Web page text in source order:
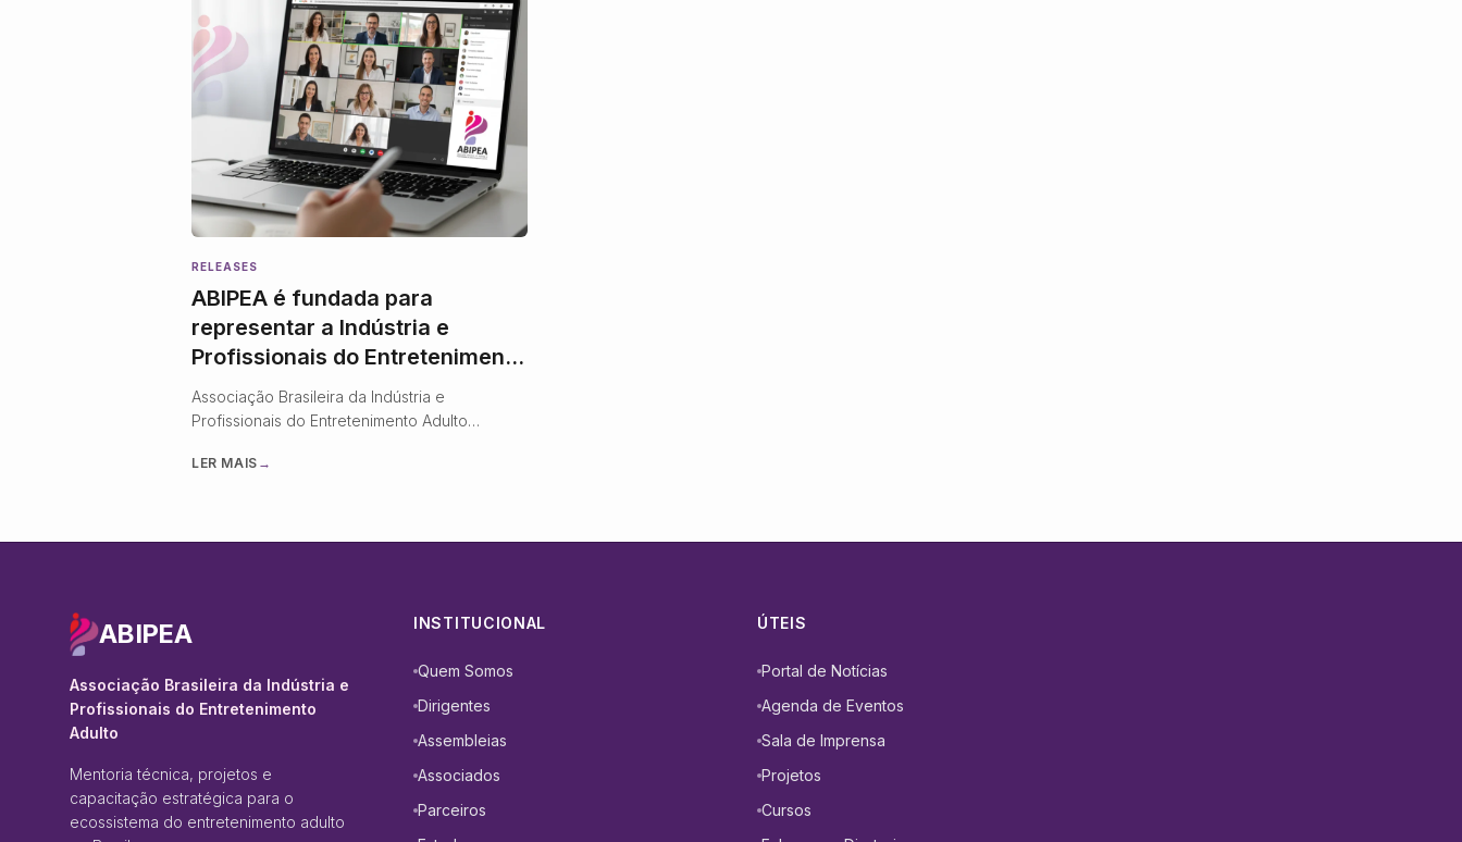
RELEASES
ABIPEA é fundada para
representar a Indústria e
Profissionais do Entretenimento
Adulto
Associação Brasileira da Indústria e
Profissionais do Entretenimento Adulto
regulamentação, conformidade digital e
LER MAIS →
ABIPEA
Associação Brasileira da Indústria e
Profissionais do Entretenimento
Adulto
Mentoria técnica, projetos e
capacitação estratégica para o
ecossistema do entretenimento adulto
INSTITUCIONAL
Quem Somos
Dirigentes
Assembleias
Associados
Parceiros
ÚTEIS
Portal de Notícias
Agenda de Eventos
Sala de Imprensa
Projetos
Cursos